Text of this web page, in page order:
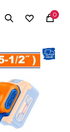
0
MI CUENTA